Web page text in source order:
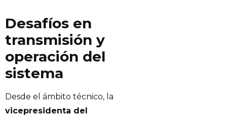
Desafíos en
transmisión y
operación del
sistema
Desde el ámbito técnico, la
vicepresidenta del